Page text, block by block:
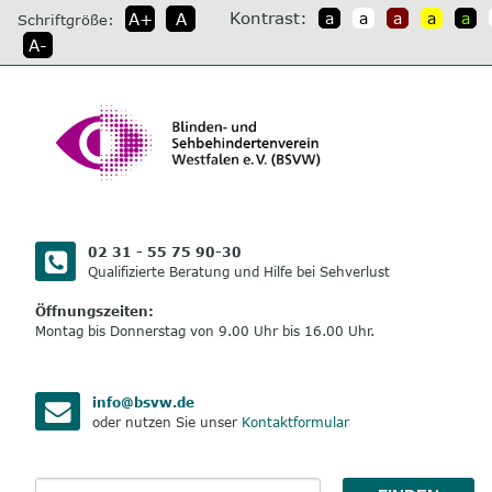
direkt
zum
Inhalt
Schriftgröße: A+
A
A-
Kontrast: a a a a a
02 31 - 55 75 90-30
Qualifizierte Beratung und Hilfe bei Sehverlust
Öffnungszeiten:
Montag bis Donnerstag von 9.00 Uhr bis 16.00 Uhr.
info@bsvw.de
oder nutzen Sie unser Kontaktformular